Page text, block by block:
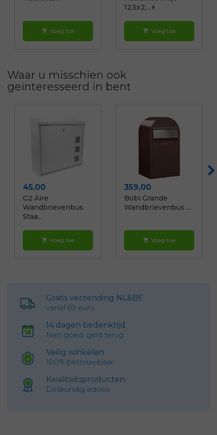
shopping_cart Voeg toe
12,5x2,...
shopping_cart Voeg toe
Waar u misschien ook
geïnteresseerd in bent
Prijs
45,00
G2 Aire
Wandbrievenbus
Staa...
shopping_cart Voeg toe
Prijs
359,00
Bobi Grande
Wandbrievenbus ...
shopping_cart Voeg toe
Gratis verzending NL&BE
vanaf 69 euro
14 dagen bedenktijd
Niet goed, geld terug
Veilig winkelen
100% betrouwbaar
Kwaliteitsproducten
Deskundig advies